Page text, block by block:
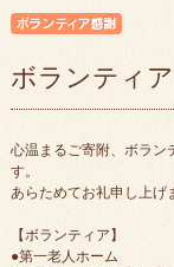
ボランティア
心温まるご寄附、ボラン
す。
あらためてお礼申し上げ
【ボランティア】
●第一老人ホーム